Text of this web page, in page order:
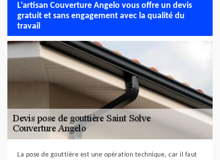
L’artisan Couverture Angelo vous offre un devis
gratuit et sans engagement avec la qualité du
travail
La pose de gouttière est une opération technique, car il faut